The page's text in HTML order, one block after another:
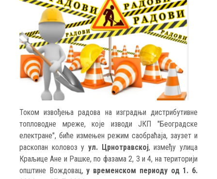
Током извођења радова на изградњи дистрибутивнe
топловодне мреже, које изводи ЈКП "Београдске
електране", биће измењен режим саобраћаја, заузет и
раскопан коловоз у ул. Црнотравској, између улица
Краљице Ане и Рашке, по фазама 2, 3 и 4, на територији
општине Вождовац, у временском периоду од 1. 6.